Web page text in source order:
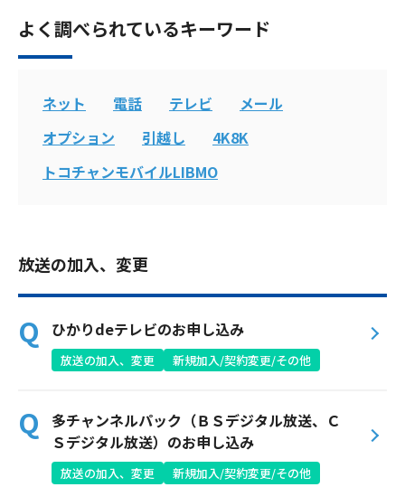
おトクな情報
対応エリア
お電話でのお問い合わせ
受付時間：9:30〜18:00 年中無休
Webメール
よく調べられているキーワード
ネット 電話 テレビ
メール
オプション
引越し
4K8K
トコチャンモバイルLIBMO
放送の加入、変更
ひかりdeテレビのお申し込み
放送の加入、変更 新規加入/契約変更/その他
多チャンネルパック（ＢＳデジタル放送、Ｃ
Ｓデジタル放送）のお申し込み
放送の加入、変更 新規加入/契約変更/その他